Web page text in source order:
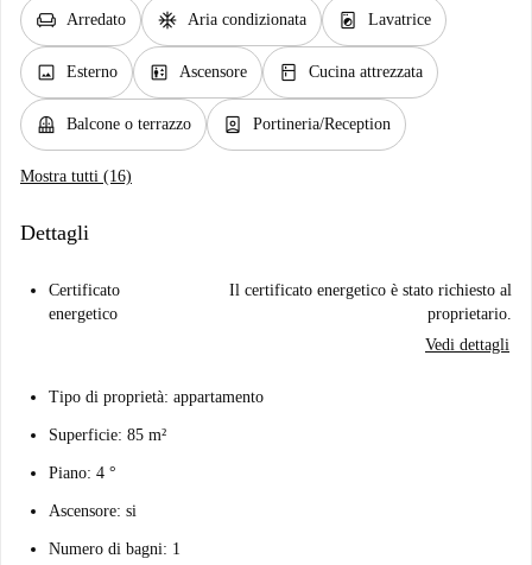
chair Arredato ac_unit Aria condizionata local_laundry_service Lavatrice
image Esterno elevator Ascensore kitchen Cucina attrezzata
balcony Balcone o terrazzo person_book Portineria/Reception
Mostra tutti (16)
Dettagli
Certificato
energetico
Il certificato energetico è stato richiesto al
proprietario.
Vedi dettagli
Tipo di proprietà: appartamento
Superficie: 85 m²
Piano: 4 °
Ascensore: si
Numero di bagni: 1